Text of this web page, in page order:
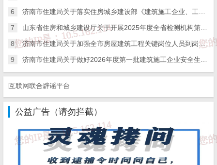
4.省内持有旧版资质证书的检测机构如何办
理旧版资质证书重新核定？
答：按照省住房城乡建设厅《关于开展建
设工程质量检测机构资质审批工作的通知》要
求，持有旧版资质证书的检测机构，检测机构
可在旧版资质证书有效期届满30个工作日前通
过全国一体化在线政务服务平台·山东（http://w
ww.shandong.gov.cn/col/col94091/index.html），
选择“建设工程质量检测机构资质审批”模块，
点击“新设立”事项，向省住房城乡建设厅申请
6 济南市住建局关于落实住房城乡建设部《建筑施工企业、工程项目安全生产管理机构设置及安全生产管理人员配备办法》的通知
7 山东省住房和城乡建设厅关于开展2025年度全省检测机构第二次能力验证工作的通知
8 济南市住建局关于加强全市房屋建筑工程关键岗位人员到岗履职数字化监管的通知
9 济南市住建局关于做好2026年度第一批建筑施工企业安全生产管理人员考试报名工作的通知
网联合辟谣平台
公益广告（请勿拦截）